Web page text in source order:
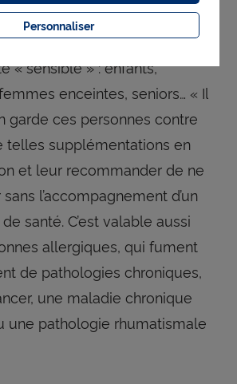
est d’autant
qu’on fait partie d’une
« sensible » : enfants,
enceintes, seniors… « Il
garde ces personnes contre
telles supplémentations en
et leur recommander de ne
l’accompagnement d’un
santé. C’est valable aussi
allergiques, qui fument
de pathologies chroniques,
une maladie chronique
une pathologie rhumatismale
Personnaliser